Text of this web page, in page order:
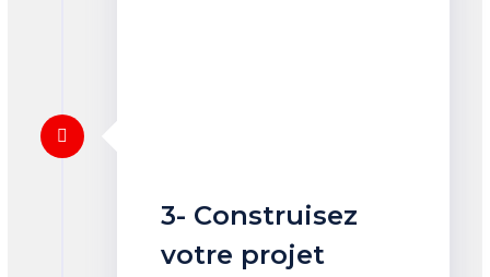
3- Construisez
votre projet